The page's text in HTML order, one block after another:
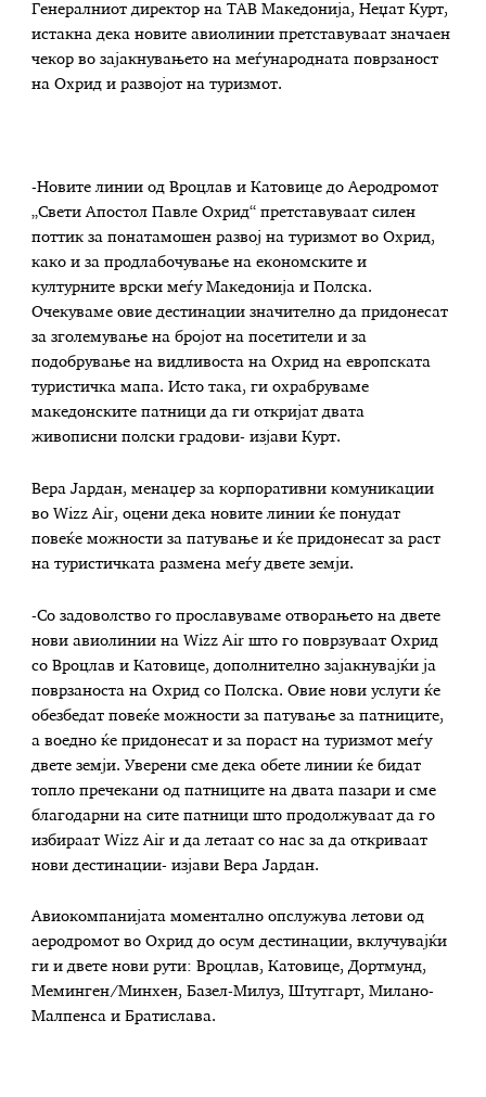
Генералниот директор на ТАВ Македонија, Неџат Курт,
истакна дека новите авиолинии претставуваат значаен
чекор во зајакнувањето на меѓународната поврзаност
на Охрид и развојот на туризмот.
-Новите линии од Вроцлав и Катовице до Аеродромот
„Свети Апостол Павле Охрид“ претставуваат силен
поттик за понатамошен развој на туризмот во Охрид,
како и за продлабочување на економските и
културните врски меѓу Македонија и Полска.
Очекуваме овие дестинации значително да придонесат
за зголемување на бројот на посетители и за
подобрување на видливоста на Охрид на европската
туристичка мапа. Исто така, ги охрабруваме
македонските патници да ги откријат двата
живописни полски градови- изјави Курт.
Вера Јардан, менаџер за корпоративни комуникации
во Wizz Air, оцени дека новите линии ќе понудат
повеќе можности за патување и ќе придонесат за раст
на туристичката размена меѓу двете земји.
-Со задоволство го прославуваме отворањето на двете
нови авиолинии на Wizz Air што го поврзуваат Охрид
со Вроцлав и Катовице, дополнително зајакнувајќи ја
поврзаноста на Охрид со Полска. Овие нови услуги ќе
обезбедат повеќе можности за патување за патниците,
а воедно ќе придонесат и за пораст на туризмот меѓу
двете земји. Уверени сме дека обете линии ќе бидат
топло пречекани од патниците на двата пазари и сме
благодарни на сите патници што продолжуваат да го
избираат Wizz Air и да летаат со нас за да откриваат
нови дестинации- изјави Вера Јардан.
Авиокомпанијата моментално опслужува летови од
аеродромот во Охрид до осум дестинации, вклучувајќи
ги и двете нови рути: Вроцлав, Катовице, Дортмунд,
Меминген/Минхен, Базел-Милуз, Штутгарт, Милано-
Малпенса и Братислава.